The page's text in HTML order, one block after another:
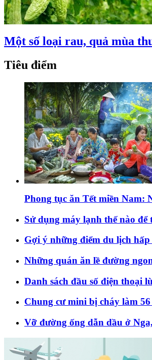
Một số loại rau, quả mùa
Tiêu điểm
Phong tục ăn Tết miền Nam:
Sử dụng máy lạnh thế nào để
Gợi ý những điểm du lịch
Những quán ăn lề đường
Danh sách đầu số điện thoại
Chung cư mini bị cháy làm
Vỡ đường ống dẫn dầu ở